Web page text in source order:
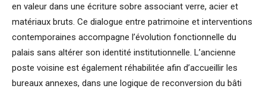
en valeur dans une écriture sobre associant verre, acier et
matériaux bruts. Ce dialogue entre patrimoine et interventions
contemporaines accompagne l’évolution fonctionnelle du
palais sans altérer son identité institutionnelle. L’ancienne
poste voisine est également réhabilitée afin d’accueillir les
bureaux annexes, dans une logique de reconversion du bâti